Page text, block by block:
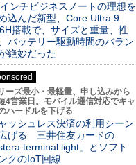
ンチビジネスノートの理想を
込んだ新型、Core Ultra 9
搭載で、サイズと重量、性
バッテリー駆動時間のバラン
絶妙だった
ーズ最小・最軽量、申し込みから
4営業日。モバイル通信対応でキャ
ハードルを下げる
ッシュレス決済の利用シーン
げる 三井住友カードの
stera terminal light」とソフト
クのIoT回線